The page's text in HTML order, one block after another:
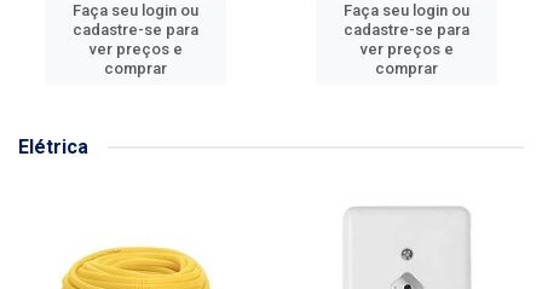
Faça seu login ou
cadastre-se para
ver preços e
comprar
Faça seu login ou
cadastre-se para
ver preços e
comprar
Elétrica